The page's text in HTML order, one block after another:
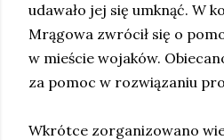
udawało jej się umknąć. W
Mrągowa zwrócił się o
w mieście wojaków.
za pomoc w rozwiązaniu
Wkrótce zorganizowano